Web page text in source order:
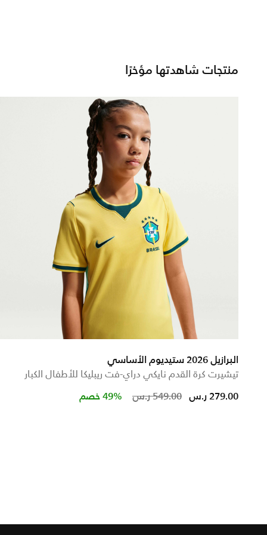
منتجات شاهدتها مؤخرًا
البرازيل 2026 ستيديوم الأساسي
تيشيرت كرة القدم نايكي دراي-فت ريبليكا للأطفال الكبار
Price reduced from
549.00 ر.س
to 279.00 ر.س 49% خصم